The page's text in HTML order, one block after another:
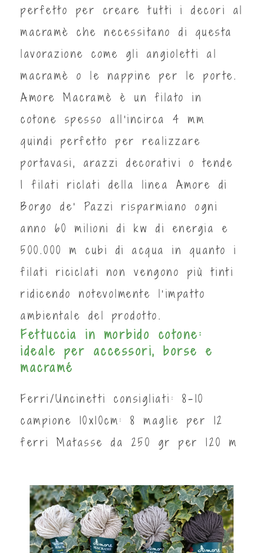
perfetto per creare tutti i decori al
macramè che necessitano di questa
lavorazione come gli angioletti al
macramè o le nappine per le porte.
Amore Macramè è un filato in
cotone spesso all'incirca 4 mm
quindi perfetto per realizzare
portavasi, arazzi decorativi o tende
I filati riclati della linea Amore di
Borgo de' Pazzi risparmiano ogni
anno 60 milioni di kw di energia e
500.000 m cubi di acqua in quanto i
filati riciclati non vengono più tinti
ridicendo notevolmente l'impatto
ambientale del prodotto.
Fettuccia in morbido cotone:
ideale per accessori, borse e
macramé
Ferri/Uncinetti consigliati: 8-10
campione 10x10cm: 8 maglie per 12
ferri Matasse da 250 gr per 120 m